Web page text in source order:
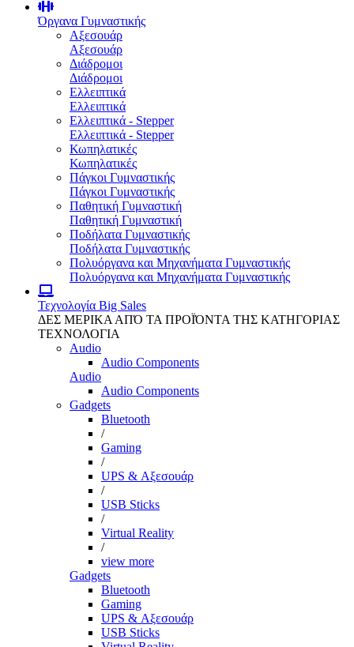
Όργανα Γυμναστικής
Αξεσουάρ
Αξεσουάρ
Διάδρομοι
Διάδρομοι
Ελλειπτικά
Ελλειπτικά
Ελλειπτικά - Stepper
Ελλειπτικά - Stepper
Κωπηλατικές
Κωπηλατικές
Πάγκοι Γυμναστικής
Πάγκοι Γυμναστικής
Παθητική Γυμναστική
Παθητική Γυμναστική
Ποδήλατα Γυμναστικής
Ποδήλατα Γυμναστικής
Πολυόργανα και Μηχανήματα Γυμναστικής
Πολυόργανα και Μηχανήματα Γυμναστικής
Τεχνολογία Big Sales
ΔΕΣ ΜΕΡΙΚΑ ΑΠΌ ΤΑ ΠΡΟΪΌΝΤΑ ΤΗΣ ΚΑΤΗΓΟΡΙΑΣ
ΤΕΧΝΟΛΟΓΙΑ
Audio
Audio Components
Audio
Audio Components
Gadgets
Bluetooth
/
Gaming
/
UPS & Αξεσουάρ
/
USB Sticks
/
Virtual Reality
/
view more
Gadgets
Bluetooth
Gaming
UPS & Αξεσουάρ
USB Sticks